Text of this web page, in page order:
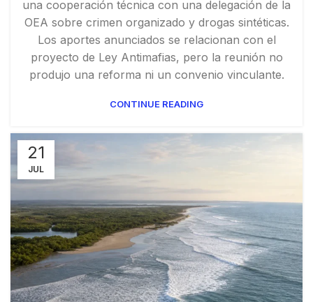
una cooperación técnica con una delegación de la
OEA sobre crimen organizado y drogas sintéticas.
Los aportes anunciados se relacionan con el
proyecto de Ley Antimafias, pero la reunión no
produjo una reforma ni un convenio vinculante.
CONTINUE READING
21
JUL